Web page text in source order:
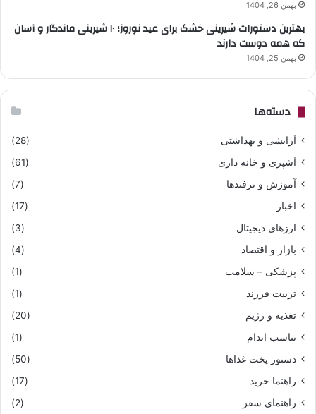
بهمن 26, 1404
بهترین دستورات شیرینی خشک برای عید نوروز؛ ۱۰ شیرینی ماندگار و آسان
که همه دوست دارند
بهمن 25, 1404
دسته‌ها
آرایشی و بهداشتی
(28)
آشپزی و خانه داری
(61)
آموزش و ترفندها
(7)
اخبار
(17)
ارزهای دیجیتال
(3)
بازار و اقتصاد
(4)
پزشکی – سلامت
(1)
تربیت فرزند
(1)
تغذیه و رژیم
(20)
تناسب اندام
(1)
دستور پخت غذاها
(50)
راهنما خرید
(17)
راهنمای سفر
(2)